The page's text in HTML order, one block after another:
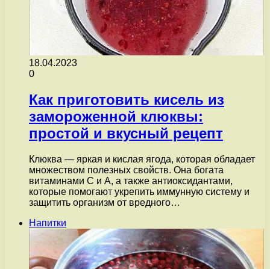
18.04.2023
0
Как приготовить кисель из
замороженной клюквы:
простой и вкусный рецепт
Клюква — яркая и кислая ягода, которая обладает
множеством полезных свойств. Она богата
витаминами С и А, а также антиоксидантами,
которые помогают укрепить иммунную систему и
защитить организм от вредного…
Напитки